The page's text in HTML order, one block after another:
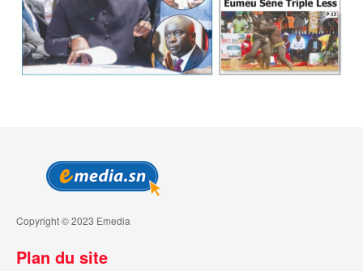
Copyright © 2023 Emedia
Plan du site